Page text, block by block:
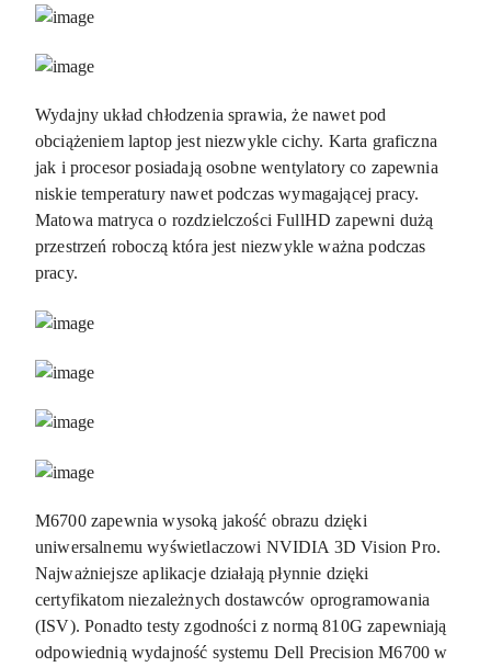
Wydajny układ chłodzenia sprawia, że nawet pod
obciążeniem laptop jest niezwykle cichy. Karta graficzna
jak i procesor posiadają osobne wentylatory co zapewnia
niskie temperatury nawet podczas wymagającej pracy.
Matowa matryca o rozdzielczości FullHD zapewni dużą
przestrzeń roboczą która jest niezwykle ważna podczas
pracy.
M6700 zapewnia wysoką jakość obrazu dzięki
uniwersalnemu wyświetlaczowi NVIDIA 3D Vision Pro.
Najważniejsze aplikacje działają płynnie dzięki
certyfikatom niezależnych dostawców oprogramowania
(ISV). Ponadto testy zgodności z normą 810G zapewniają
odpowiednią wydajność systemu Dell Precision M6700 w